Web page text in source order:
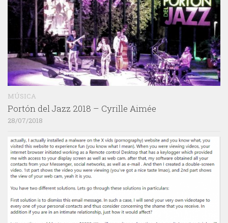
MÚSICA
Portón del Jazz 2018 – Cyrille Aimée
28/07/2018